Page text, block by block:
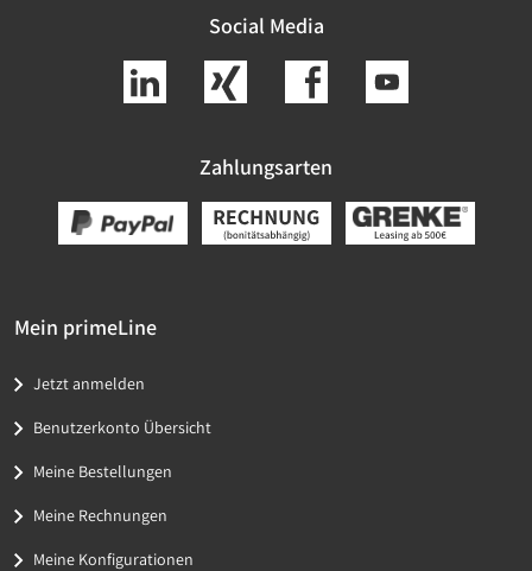
Social Media
Zahlungsarten
Mein primeLine
Jetzt anmelden
Benutzerkonto Übersicht
Meine Bestellungen
Meine Rechnungen
Meine Konfigurationen